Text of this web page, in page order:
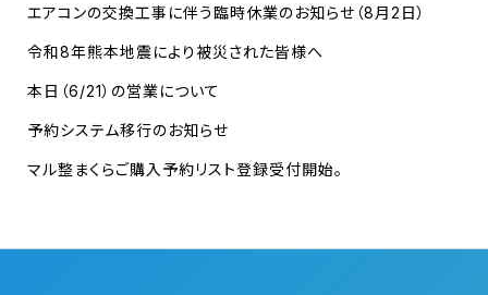
エアコンの交換工事に伴う臨時休業のお知らせ（8月2日）
令和8年熊本地震により被災された皆様へ
本日（6/21）の営業について
予約システム移行のお知らせ
マル整まくらご購入予約リスト登録受付開始。